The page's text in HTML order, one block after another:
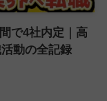
で4社内定｜高
動の全記録